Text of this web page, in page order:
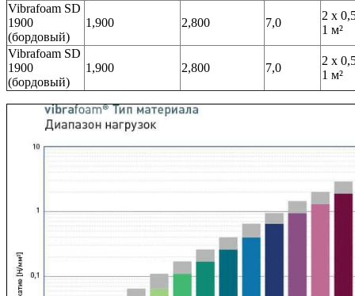
Vibrafoam SD
1900
(бордовый)
1,900 2,800 7,0
2 х
1 м²
Vibrafoam SD
1900
(бордовый)
1,900 2,800 7,0
2 х
1 м²